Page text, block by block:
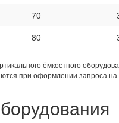
70
80
ёмкостного
при оформлении запроса на